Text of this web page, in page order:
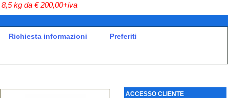
8,5 kg da € 200,00+iva
Richiesta informazioni Preferiti
ACCESSO CLIENTE